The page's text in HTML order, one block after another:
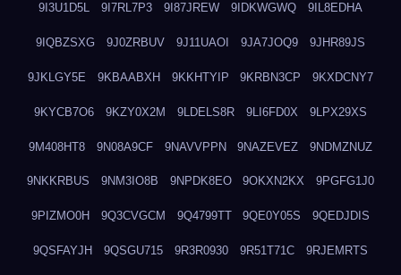
9I3U1D5L 9I7RL7P3 9I87JREW 9IDKWGWQ 9IL8EDHA
9IQBZSXG 9J0ZRBUV 9J11UAOI 9JA7JOQ9 9JHR89JS
9JKLGY5E 9KBAABXH 9KKHTYIP 9KRBN3CP 9KXDCNY7
9KYCB7O6 9KZY0X2M 9LDELS8R 9LI6FD0X 9LPX29XS
9M408HT8 9N08A9CF 9NAVVPPN 9NAZEVEZ 9NDMZNUZ
9NKKRBUS 9NM3IO8B 9NPDK8EO 9OKXN2KX 9PGFG1J0
9PIZMO0H 9Q3CVGCM 9Q4799TT 9QE0Y05S 9QEDJDIS
9QSFAYJH 9QSGU715 9R3R0930 9R51T71C 9RJEMRTS